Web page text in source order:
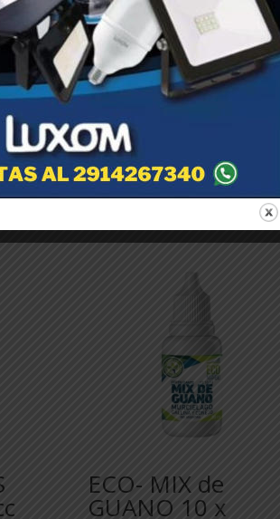
la próxima vez que comente.
ECO- MIX de
GUANO 10 x